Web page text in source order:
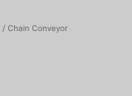
/ Chain Conveyor